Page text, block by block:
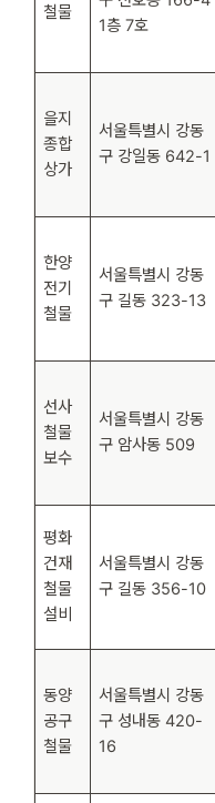
철물
1층 7호
을지
종합
상가
서울특별시 강동
구 강일동 642-1
한양
전기
철물
서울특별시 강동
구 길동 323-13
선사
철물
보수
서울특별시 강동
구 암사동 509
평화
건재
철물
설비
서울특별시 강동
구 길동 356-10
동양
공구
철물
서울특별시 강동
구 성내동 420-
16